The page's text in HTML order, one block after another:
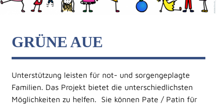
GRÜNE AUE
Unterstützung leisten für not- und sorgengeplagte
Familien. Das Projekt bietet die unterschiedlichsten
Möglichkeiten zu helfen. Sie können Pate / Patin für